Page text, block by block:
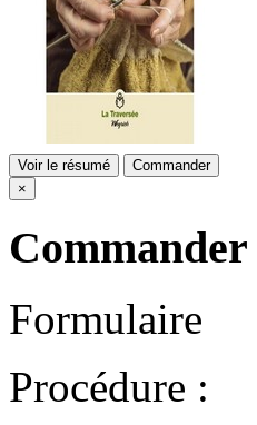
Voir le résumé
Commander
×
Commander
Formulaire
Procédure :